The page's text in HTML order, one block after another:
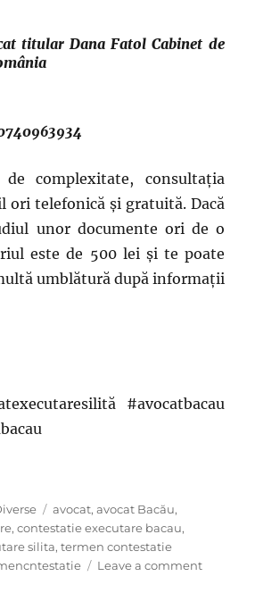
titular Dana Fatol Cabinet de
complexitate, consultația
ori telefonică și gratuită. Dacă
unor documente ori de o
este de 500 lei și te poate
umblătură după informații
#avocatbacau
Tags
avocat,avocat Bacău,
,contestatie executare bacau,
silita,termen contestatie
Leave a commenton